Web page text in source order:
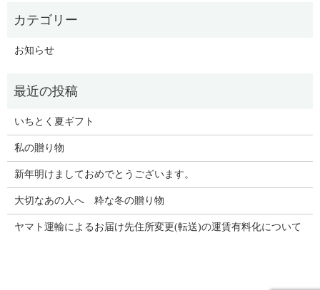
お知らせ
いちとく夏ギフト
私の贈り物
新年明けましておめでとうございます。
大切なあの人へ 粋な冬の贈り物
ヤマト運輸によるお届け先住所変更(転送)の運賃有料化について